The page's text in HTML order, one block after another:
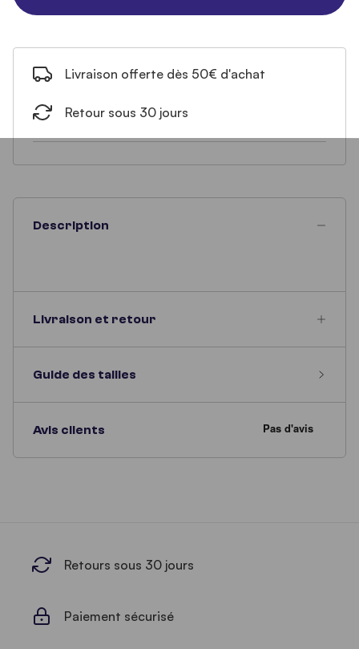
Livraison offerte dès 50€ d'achat
Retour sous 30 jours
Description
Livraison et retour
Guide des tailles
Avis clients
Retours sous 30 jours
Paiement sécurisé